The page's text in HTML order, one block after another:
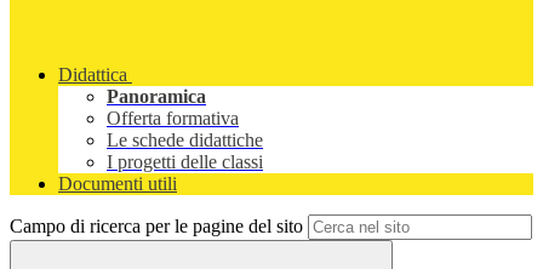
Didattica
Panoramica
Offerta formativa
Le schede didattiche
I progetti delle classi
Documenti utili
Campo di ricerca per le pagine del sito